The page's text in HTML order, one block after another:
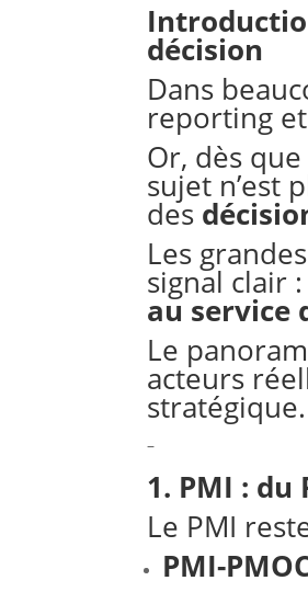
décision
Dans
reporting
Or, dès
sujet n’est
des
Les
signal clair
au service
Le
acteurs
stratégique.
–
1. PMI :
Le PMI
PMI-